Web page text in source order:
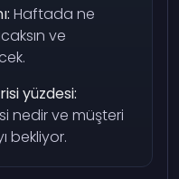
Haftada ne
ve
yüzdesi:
nedir ve müşteri
bekliyor.